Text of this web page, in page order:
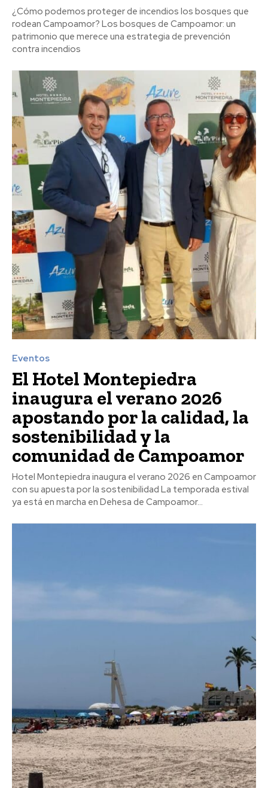
¿Cómo podemos proteger de incendios los bosques que
rodean Campoamor? Los bosques de Campoamor: un
patrimonio que merece una estrategia de prevención
contra incendios
Eventos
El Hotel Montepiedra
inaugura el verano 2026
apostando por la calidad, la
sostenibilidad y la
comunidad de Campoamor
Hotel Montepiedra inaugura el verano 2026 en Campoamor
con su apuesta por la sostenibilidad La temporada estival
ya está en marcha en Dehesa de Campoamor...